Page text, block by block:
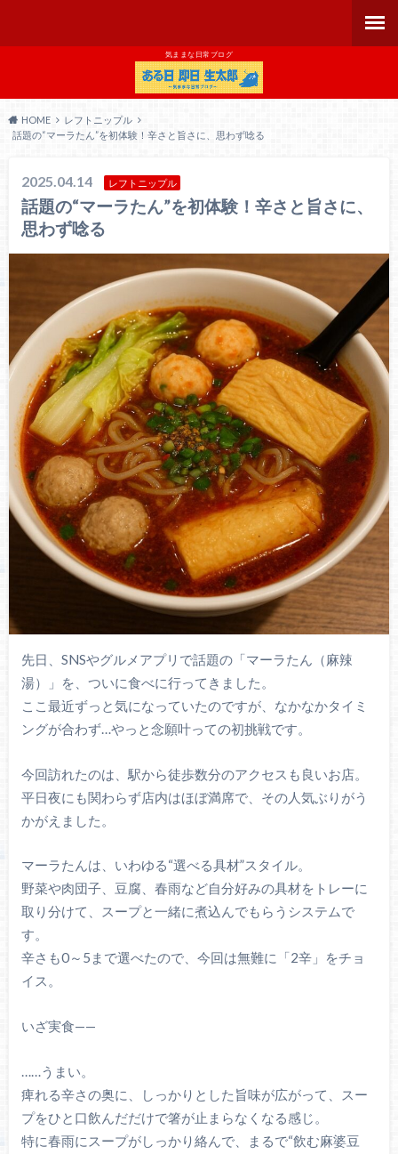
気ままな日常ブログ
HOME
レフトニップル
話題の“マーラたん”を初体験！辛さと旨さに、思わず唸る
2025.04.14 レフトニップル
話題の“マーラたん”を初体験！辛さと旨さに、
思わず唸る
先日、SNSやグルメアプリで話題の「マーラたん（麻辣
湯）」を、ついに食べに行ってきました。
ここ最近ずっと気になっていたのですが、なかなかタイミ
ングが合わず…やっと念願叶っての初挑戦です。
今回訪れたのは、駅から徒歩数分のアクセスも良いお店。
平日夜にも関わらず店内はほぼ満席で、その人気ぶりがう
かがえました。
マーラたんは、いわゆる“選べる具材”スタイル。
野菜や肉団子、豆腐、春雨など自分好みの具材をトレーに
取り分けて、スープと一緒に煮込んでもらうシステムで
す。
辛さも0～5まで選べたので、今回は無難に「2辛」をチョ
イス。
いざ実食——
……うまい。
痺れる辛さの奥に、しっかりとした旨味が広がって、スー
プをひと口飲んだだけで箸が止まらなくなる感じ。
特に春雨にスープがしっかり絡んで、まるで“飲む麻婆豆